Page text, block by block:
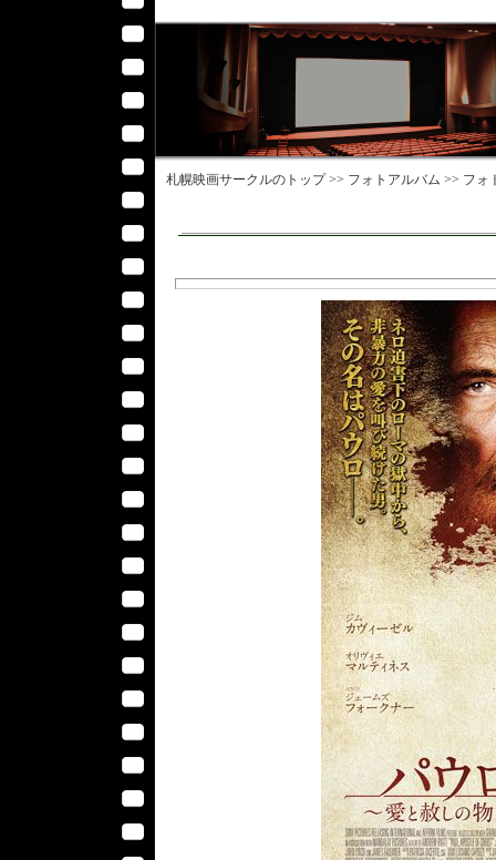
札幌映画サークルのトップ >> フォトアルバム >> フォ